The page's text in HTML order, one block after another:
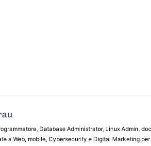
Database Administrator, Linux Admin,
a Web, mobile, Cybersecurity e Digital Marketing